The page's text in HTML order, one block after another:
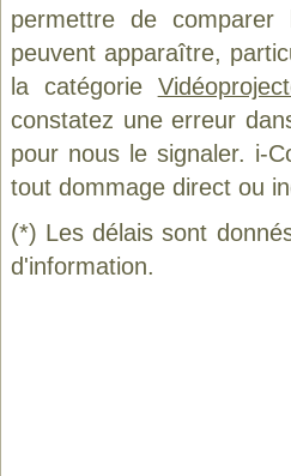
permettre de
peuvent apparaître,
la catégorie
constatez une erreur
pour nous le signaler. i-
tout dommage direct ou
(*) Les délais sont
d'information.